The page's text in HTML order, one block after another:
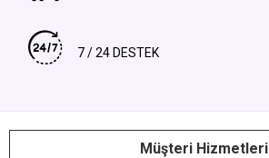
7 / 24 DESTEK
Müşteri Hizmetleri